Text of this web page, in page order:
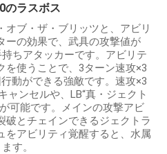
のラスボス
オブ・ザ・ブリッツと、アビリ
ーの効果で、武具の攻撃値が
ちアタッカーです。アビリテ
を使うことで、3ターン速攻×3
動ができる強敵です。速攻×3
ャンセルや、LB“真・ジェクト
可能です。メインの攻撃アビ
破とチェインできるジェクトラ
をアビリティ覚醒すると、水属
す。